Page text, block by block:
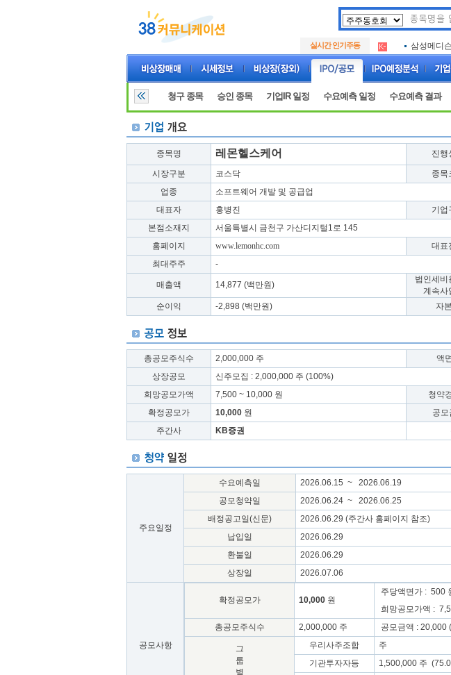
실시간 인기주동
. 아크로스
삼성메디슨
.
아크로스
아하
청구 종목 승인 종목 기업IR 일정 수요예측 일정 수요예측 결과
종목명 레몬헬스케어 진행
시장구분 코스닥 종목
업종
소프트웨어 개발 및 공급업
대표자
홍병진 기업
본점소재지
서울특별시 금천구 가산디지털1로 145
홈페이지
www.lemonhc.com 대표
최대주주
-
매출액 14,877 (백만원)
법인세비
계속사
순이익 -2,898 (백만원) 자
총공모주식수 2,000,000 주 액
상장공모
신주모집 : 2,000,000 주 (100%)
희망공모가액
7,500 ~ 10,000 원 청약
확정공모가
10,000 원 공모
주간사
KB증권
주요일정
수요예측일
2026.06.15 ~ 2026.06.19
공모청약일
2026.06.24 ~ 2026.06.25
배정공고일(신문)
2026.06.29 (주간사 홈페이지 참조)
납입일
2026.06.29
환불일
2026.06.29
상장일
2026.07.06
공모사항
확정공모가 10,000 원
주당액면가 : 500
희망공모가액 :
총공모주식수
2,000,000 주 공모금액 : 20,000
그
룹
별
우리사주조합 주
기관투자자등
1,500,000 주